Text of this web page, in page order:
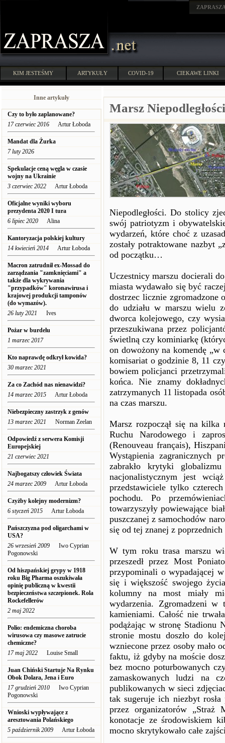
KIM JESTEŚMY ARTYKUŁY COVID-19 CIEKAWE LINKI
Inne artykuły
Czy to było zaplanowane?
17 czerwiec 2016 Artur Łoboda
Mandat dla Żurka
7 luty 2026
Spekulacje ceną węgla w czasie
wojny na Ukrainie
3 czerwiec 2022 Artur Łoboda
Oficjalne wyniki wyboru
prezydenta 2020 I tura
6 lipiec 2020 Alina
Kantoryzacja polskiej kultury
14 kwiecień 2014 Artur Łoboda
Macron zatrudnił ex-Mossad do
zarządzania "zamknięciami" a
także dla wykrywania
"przypadków" koronawirusa i
krajowej produkcji tamponów
(do wymazów).
26 luty 2021 Ives
Pożar w burdelu
1 marzec 2017
Kto naprawdę odkrył kowida?
30 marzec 2021
Za co Zachód nas nienawidzi?
14 marzec 2015 Artur Łoboda
Niebezpieczny zastrzyk z genów
13 marzec 2021 Norman Zeelan
Odpowiedź z serwera Komisji
Europejskiej
21 czerwiec 2021
Najbogatszy człowiek Świata
24 marzec 2009 Artur Łoboda
Czyżby kolejny modernizm?
6 styczeń 2015 Artur Łoboda
Pańszczyzna pod oligarchami w
USA?
26 wrzesień 2009 Iwo Cyprian
Pogonowski
Od hiszpańskiej grypy w 1918
roku Big Pharma oszukiwała
opinię publiczną w kwestii
bezpieczeństwa szczepionek. Rola
Rockefellerów
2 maj 2022
Polio: endemiczna choroba
wirusowa czy masowe zatrucie
chemiczne?
17 maj 2022 Louise Small
Juan Chiński Startuje Na Rynku
Obok Dolara, Jena i Euro
17 grudzień 2010 Iwo Cyprian
Pogonowski
Wnioski wypływające z
aresztowania Polańskiego
5 październik 2009 Artur Łoboda
Marsz
Niepodległości. Do stolicy
swój patriotyzm i
wydarzeń, które choć z
zostały potraktowane nazbyt
od początku…
Uczestnicy marszu docierali
miasta wydawało się być
dostrzec licznie zgromadzone
do udziału w marszu wielu
dworca kolejowego, czy
przeszukiwana przez
świetlną czy kominiarkę
on dowożony na komendę „w
komisariat o godzinie 8, 11
bowiem policjanci
końca. Nie znamy
zatrzymanych 11 listopada
na czas marszu.
Marsz rozpoczął się na
Ruchu Narodowego i
(Renouveau français),
Wystąpienia zagranicznych
zabrakło krytyki
nacjonalistycznym jest
przedstawiciele tylko
pochodu. Po
towarzyszyły powiewające
puszczanej z samochodów
się od tej znanej z
W tym roku trasa marszu
przeszedł przez Most
przypominali o wypadającej
się i większość swojego
kolumny na most miały
wydarzenia. Zgromadzeni
kamieniami. Całość nie
podążając w stronę Stadionu
stronie mostu doszło do
wzniecone przez osoby mało
faktu, iż gdyby na moście
bez mocno poturbowanych
zamaskowanych ludzi na
publikowanych w sieci
tak sugeruje ich niezbyt
przez organizatorów „Straż
konotacje ze środowiskiem
mocno skrytykowało całe